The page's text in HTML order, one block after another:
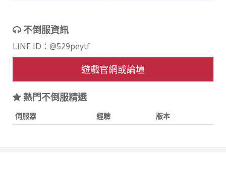
不倒服資訊
LINE ID：@529peytf
遊戲官網或論壇
熱門不倒服精選
伺服器 經驗 版本